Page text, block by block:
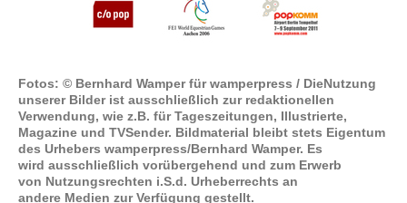
Fotos: © Bernhard Wamper für wamperpress / DieNutzung
unserer Bilder ist ausschließlich zur redaktionellen
Verwendung, wie z.B. für Tageszeitungen, Illustrierte,
Magazine und TVSender. Bildmaterial bleibt stets Eigentum
des Urhebers wamperpress/Bernhard Wamper. Es
wird ausschließlich vorübergehend und zum Erwerb
von Nutzungsrechten i.S.d. Urheberrechts an
andere Medien zur Verfügung gestellt.